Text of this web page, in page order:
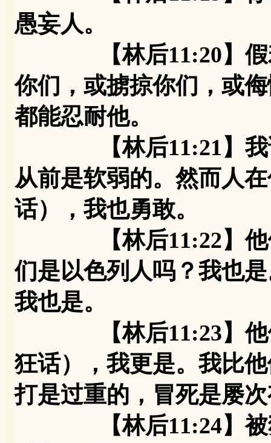
愚妄人。
【林后11:20】假若
你们，或掳掠你们，或
都能忍耐他。
【林后11:21】我说
从前是软弱的。然而人
话），我也勇敢。
【林后11:22】他们
们是以色列人吗？我也
我也是。
【林后11:23】他们
狂话），我更是。我比
打是过重的，冒死是屡
【林后11:24】被犹